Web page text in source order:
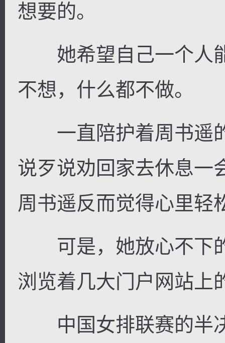
想要的。
她希望自己一个人
不想，什么都不做。
一直陪护着周书遥
说歹说劝回家去休息一
周书遥反而觉得心里轻
可是，她放心不下
浏览着几大门户网站上
中国女排联赛的半